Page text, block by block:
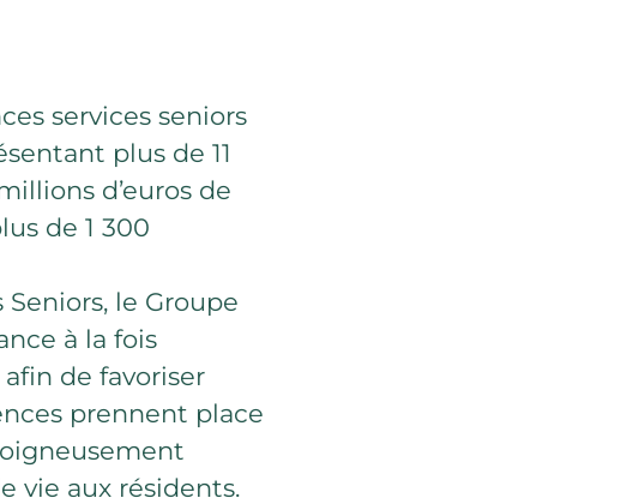
services seniors
plus de 11
d’euros de
de 1 300
le Groupe
à la fois
de favoriser
prennent place
vie aux résidents.